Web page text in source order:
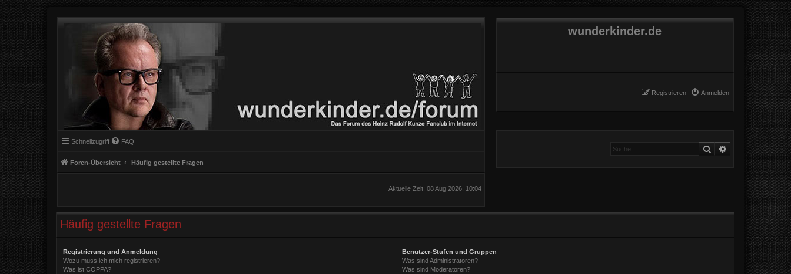
wunderkinder.de
Anmelden
Registrieren
Schnellzugriff FAQ
Foren-Übersicht Häufig gestellte Fragen
Suche Erweiterte Suche
Aktuelle Zeit: 08 Aug 2026, 10:04
Häufig gestellte Fragen
Registrierung und Anmeldung
Wozu muss ich mich registrieren?
Was ist COPPA?
Benutzer-Stufen und Gruppen
Was sind Administratoren?
Was sind Moderatoren?